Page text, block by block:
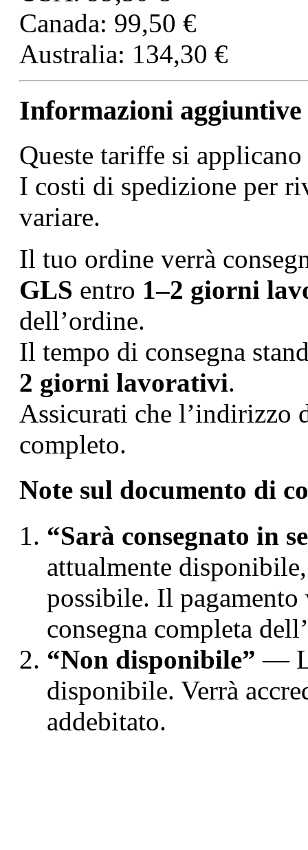
Canada: 99,50 €
Australia: 134,30 €
Informazioni aggiuntive
Queste tariffe si applicano
I costi di spedizione per
variare.
Il tuo ordine verrà
GLS entro 1–2 giorni
dell’ordine.
Il tempo di consegna
2 giorni lavorativi.
Assicurati che l’indirizzo
completo.
Note sul documento di
“Sarà consegnato in
attualmente
possibile. Il
consegna completa
“Non disponibile” —
disponibile. Verrà
addebitato.